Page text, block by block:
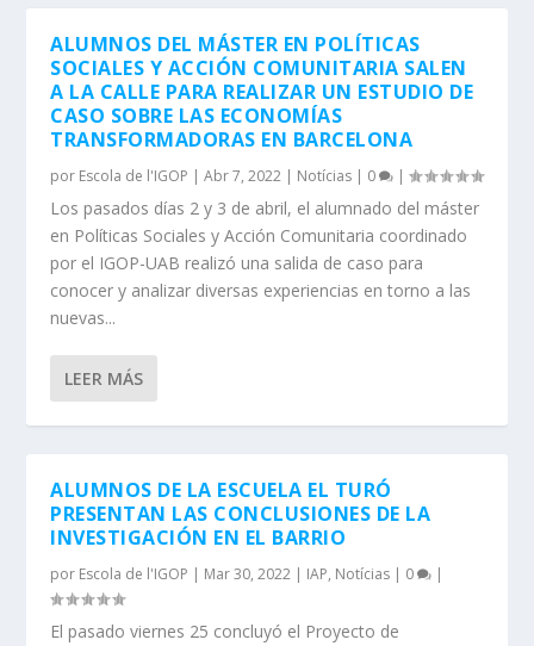
ALUMNOS DEL MÁSTER EN POLÍTICAS
SOCIALES Y ACCIÓN COMUNITARIA SALEN
A LA CALLE PARA REALIZAR UN ESTUDIO DE
CASO SOBRE LAS ECONOMÍAS
TRANSFORMADORAS EN BARCELONA
por Escola de l'IGOP |Abr 7, 2022 | Notícias | 0 |
Los pasados días 2 y 3 de abril, el alumnado del máster
en Políticas Sociales y Acción Comunitaria coordinado
por el IGOP-UAB realizó una salida de caso para
conocer y analizar diversas experiencias en torno a las
nuevas...
LEER MÁS
ALUMNOS DE LA ESCUELA EL TURÓ
PRESENTAN LAS CONCLUSIONES DE LA
INVESTIGACIÓN EN EL BARRIO
por Escola de l'IGOP | Mar 30, 2022 | IAP, Notícias | 0 |
El pasado viernes 25 concluyó el Proyecto de